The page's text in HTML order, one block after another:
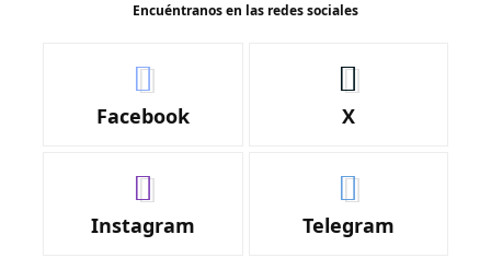
Encuéntranos en las redes sociales
Facebook X
Instagram Telegram